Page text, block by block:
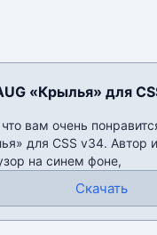
«Крылья» для
вам очень
для CSS v34. Автор
на синем фоне,
Скачать